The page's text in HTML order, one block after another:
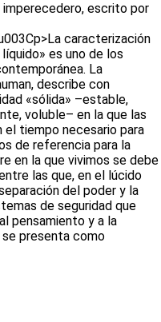
escrito por
caracterización
es uno de los
La
describe con
«sólida» –estable,
voluble– en la que las
el tiempo necesario para
de referencia para la
en la que vivimos se debe
las que, en el lúcido
del poder y la
de seguridad que
pensamiento y a la
presenta como